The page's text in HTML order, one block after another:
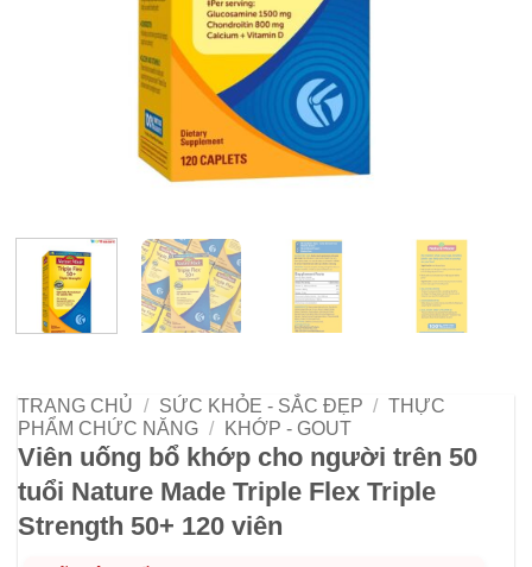
TRANG CHỦ / SỨC KHỎE - SẮC ĐẸP / THỰC
PHẨM CHỨC NĂNG / KHỚP - GOUT
Viên uống bổ khớp cho người trên 50
tuổi Nature Made Triple Flex Triple
Strength 50+ 120 viên